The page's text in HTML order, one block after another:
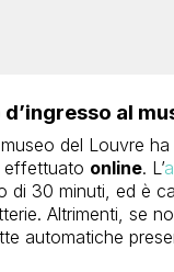
al
del Louvre
effettuato online. L’
di 30 minuti, ed è
Altrimenti, se
automatiche